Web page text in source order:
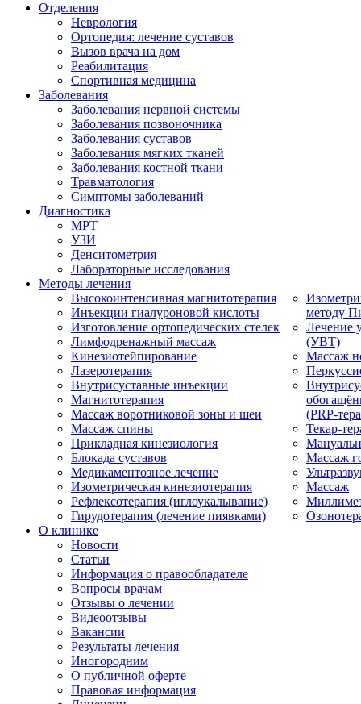
Отделения
Неврология
Ортопедия: лечение суставов
Вызов врача на дом
Реабилитация
Спортивная медицина
Заболевания
Заболевания нервной системы
Заболевания позвоночника
Заболевания суставов
Заболевания мягких тканей
Заболевания костной ткани
Травматология
Симптомы заболеваний
Диагностика
МРТ
УЗИ
Денситометрия
Лабораторные исследования
Методы лечения
Высокоинтенсивная магнитотерапия
Инъекции гиалуроновой кислоты
Изготовление ортопедических стелек
Лимфодренажный массаж
Кинезиотейпирование
Лазеротерапия
Внутрисуставные инъекции
Магнитотерапия
Массаж воротниковой зоны и шеи
Массаж спины
Прикладная кинезиология
Блокада суставов
Медикаментозное лечение
Изометрическая кинезиотерапия
Рефлексотерапия (иглоукалывание)
Гирудотерапия (лечение пиявками)
методу
Лечение
(УВТ)
Массаж
(PRP-
Текар-
Массаж
Массаж
О клинике
Новости
Статьи
Информация о правообладателе
Вопросы врачам
Отзывы о лечении
Видеоотзывы
Вакансии
Результаты лечения
Иногородним
О публичной оферте
Правовая информация